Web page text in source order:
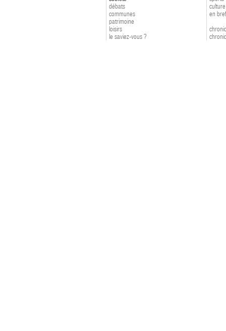
débats
communes
patrimoine
loisirs
le saviez-vous ?
culture
en bref